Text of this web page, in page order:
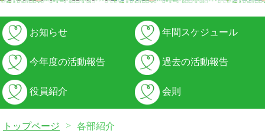
お知らせ 年間スケジュール
今年度の活動報告 過去の活動報告
役員紹介 会則
トップページ > 各部紹介